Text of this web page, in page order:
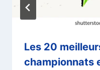
Les 20
championnats